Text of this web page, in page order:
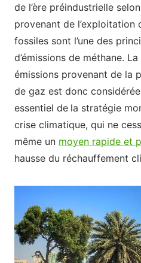
de l’ère préindustrielle
provenant de l’exploitation
fossiles sont l’une des
d’émissions de méthane.
émissions provenant de la
de gaz est donc
essentiel de la stratégie
crise climatique, qui ne
même un moyen rapide et
hausse du réchauffement